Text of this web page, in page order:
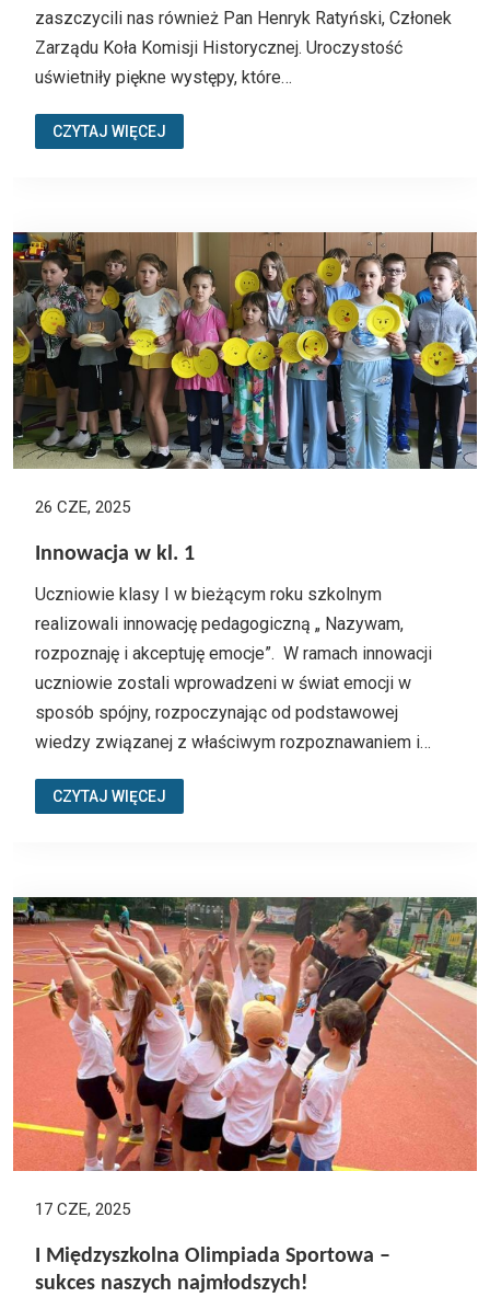
zaszczycili nas również Pan Henryk Ratyński, Członek
Zarządu Koła Komisji Historycznej. Uroczystość
uświetniły piękne występy, które…
CZYTAJ WIĘCEJ
26 CZE, 2025
Innowacja w kl. 1
Uczniowie klasy I w bieżącym roku szkolnym
realizowali innowację pedagogiczną „ Nazywam,
rozpoznaję i akceptuję emocje”. W ramach innowacji
uczniowie zostali wprowadzeni w świat emocji w
sposób spójny, rozpoczynając od podstawowej
wiedzy związanej z właściwym rozpoznawaniem i…
CZYTAJ WIĘCEJ
17 CZE, 2025
I Międzyszkolna Olimpiada Sportowa –
sukces naszych najmłodszych!